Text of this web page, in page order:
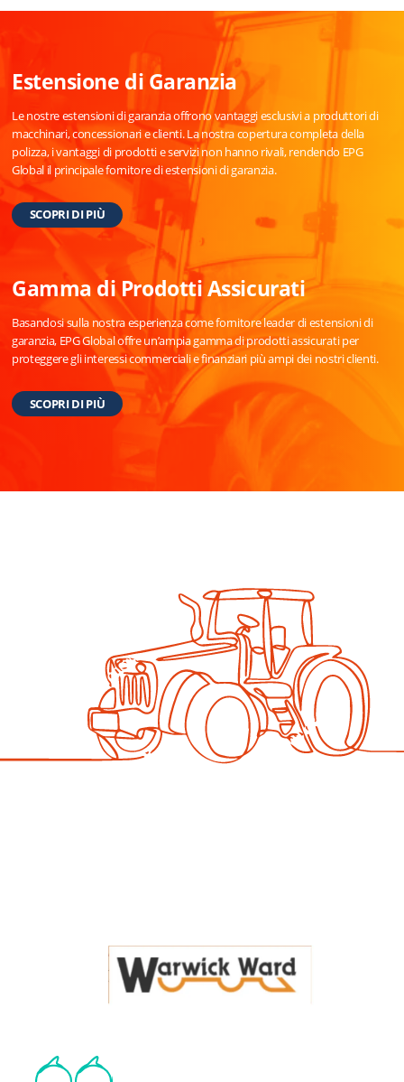
Estensione di Garanzia
Le nostre estensioni di garanzia offrono vantaggi esclusivi a produttori di
macchinari, concessionari e clienti. La nostra copertura completa della
polizza, i vantaggi di prodotti e servizi non hanno rivali, rendendo EPG
Global il principale fornitore di estensioni di garanzia.
SCOPRI DI PIÙ
Gamma di Prodotti Assicurati
Basandosi sulla nostra esperienza come fornitore leader di estensioni di
garanzia, EPG Global offre un’ampia gamma di prodotti assicurati per
proteggere gli interessi commerciali e finanziari più ampi dei nostri clienti.
SCOPRI DI PIÙ